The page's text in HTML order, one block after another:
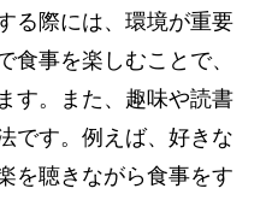
る際には、環境が重要
食事を楽しむことで、
す。また、趣味や読書
です。例えば、好きな
を聴きながら食事をす